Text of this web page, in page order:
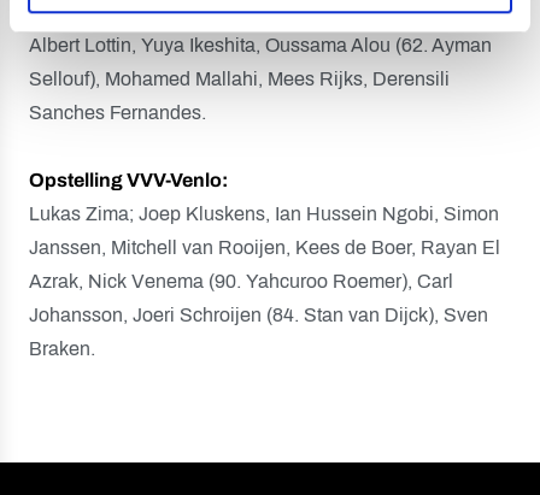
van den Hoek (82. Mohamed Akharaz), Gabriël Culhaci,
Albert Lottin, Yuya Ikeshita, Oussama Alou (62. Ayman
Sellouf), Mohamed Mallahi, Mees Rijks, Derensili
Sanches Fernandes.
Opstelling VVV-Venlo:
Lukas Zima; Joep Kluskens, Ian Hussein Ngobi, Simon
Janssen, Mitchell van Rooijen, Kees de Boer, Rayan El
Azrak, Nick Venema (90. Yahcuroo Roemer), Carl
Johansson, Joeri Schroijen (84. Stan van Dijck), Sven
Braken.